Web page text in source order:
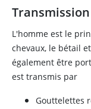
Transmission
L'homme est le
chevaux, le bétail
également être
est transmis par
Gouttelettes